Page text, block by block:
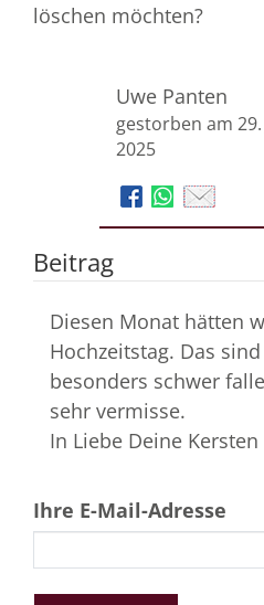
löschen möchten?
Uwe Panten
gestorben am
2025
Beitrag
Diesen Monat hätten
Hochzeitstag. Das
besonders schwer
sehr vermisse.
In Liebe Deine Kersten
Ihre E-Mail-Adresse